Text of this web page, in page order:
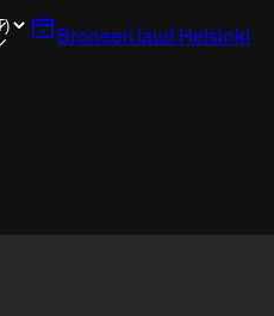
Broneeri laud Helsinki